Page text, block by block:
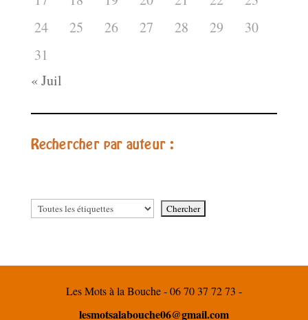
24
25 26 27 28 29
30
31
« Juil
Rechercher par auteur :
Les Mots à la Bouche - 06 70 37 72 73 -
lesmotsalabouche06@gmail.com